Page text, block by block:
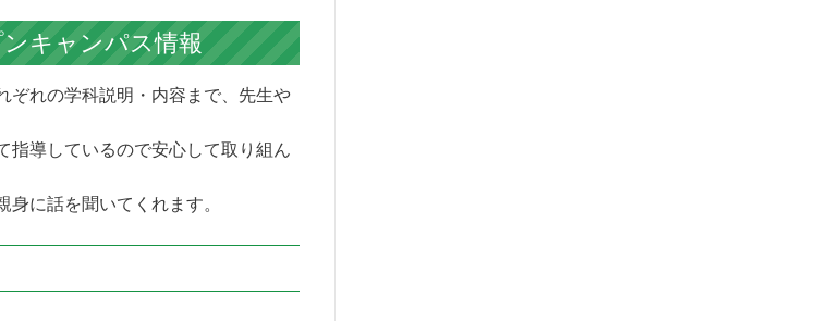
キャンパス情報
ぞれの学科説明・内容まで、先生や
指導しているので安心して取り組ん
に話を聞いてくれます。